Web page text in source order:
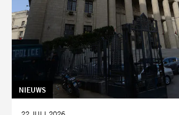
TAG:
NIEUWS